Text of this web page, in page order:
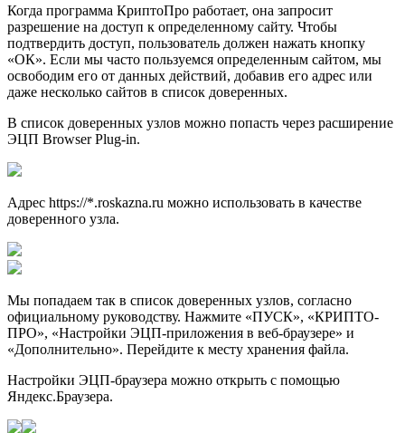
Когда программа КриптоПро работает, она запросит
разрешение на доступ к определенному сайту. Чтобы
подтвердить доступ, пользователь должен нажать кнопку
«ОК». Если мы часто пользуемся определенным сайтом, мы
освободим его от данных действий, добавив его адрес или
даже несколько сайтов в список доверенных.
В список доверенных узлов можно попасть через расширение
ЭЦП Browser Plug-in.
Адрес https://*.roskazna.ru можно использовать в качестве
доверенного узла.
Мы попадаем так в список доверенных узлов, согласно
официальному руководству. Нажмите «ПУСК», «КРИПТО-
ПРО», «Настройки ЭЦП-приложения в веб-браузере» и
«Дополнительно». Перейдите к месту хранения файла.
Настройки ЭЦП-браузера можно открыть с помощью
Яндекс.Браузера.